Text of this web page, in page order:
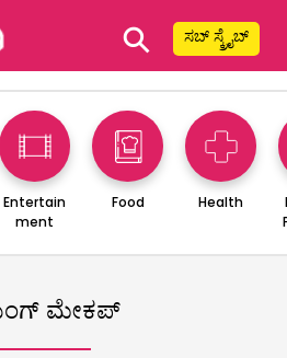
⚲ ಸಬ್ ಸ್ಕ್ರೈಬ್
Entertain
ment
Food Health
ಮೇಕಪ್